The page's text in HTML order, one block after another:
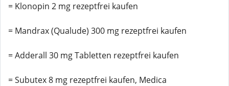
= Klonopin 2 mg rezeptfrei kaufen
= Mandrax (Qualude) 300 mg rezeptfrei kaufen
= Adderall 30 mg Tabletten rezeptfrei kaufen
= Subutex 8 mg rezeptfrei kaufen, Medica